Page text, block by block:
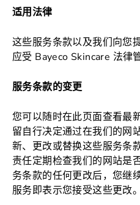
适用法律
这些服务条款以及我们向您
应受 Bayeco Skincare 法律
服务条款的变更
您可以随时在此页面查看最
留自行决定通过在我们的网
新、更改或替换这些服务条
责任定期检查我们的网站是
务条款的任何更改后，您继
服务即表示您接受这些更改。